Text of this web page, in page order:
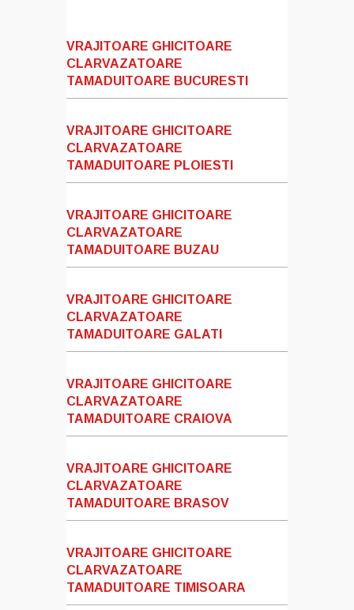
VRAJITOARE GHICITOARE
CLARVAZATOARE
TAMADUITOARE BUCURESTI
VRAJITOARE GHICITOARE
CLARVAZATOARE
TAMADUITOARE PLOIESTI
VRAJITOARE GHICITOARE
CLARVAZATOARE
TAMADUITOARE BUZAU
VRAJITOARE GHICITOARE
CLARVAZATOARE
TAMADUITOARE GALATI
VRAJITOARE GHICITOARE
CLARVAZATOARE
TAMADUITOARE CRAIOVA
VRAJITOARE GHICITOARE
CLARVAZATOARE
TAMADUITOARE BRASOV
VRAJITOARE GHICITOARE
CLARVAZATOARE
TAMADUITOARE TIMISOARA